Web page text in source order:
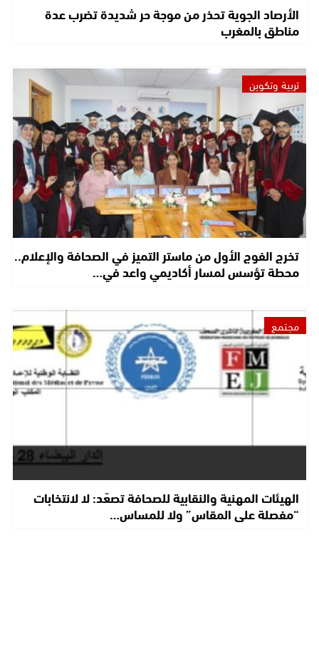
الأرصاد الجوية تحذر من موجة حر شديدة تضرب عدة
مناطق بالمغرب
تربية وتكوين
تخرج الفوج الأول من ماستر التميز في الصحافة والإعلام..
محطة تؤسس لمسار أكاديمي واعد في…
مجتمع
الهيئات المهنية والنقابية للصحافة تصعّد: لا لانتخابات
“مفصلة على المقاس” ولا للمساس…